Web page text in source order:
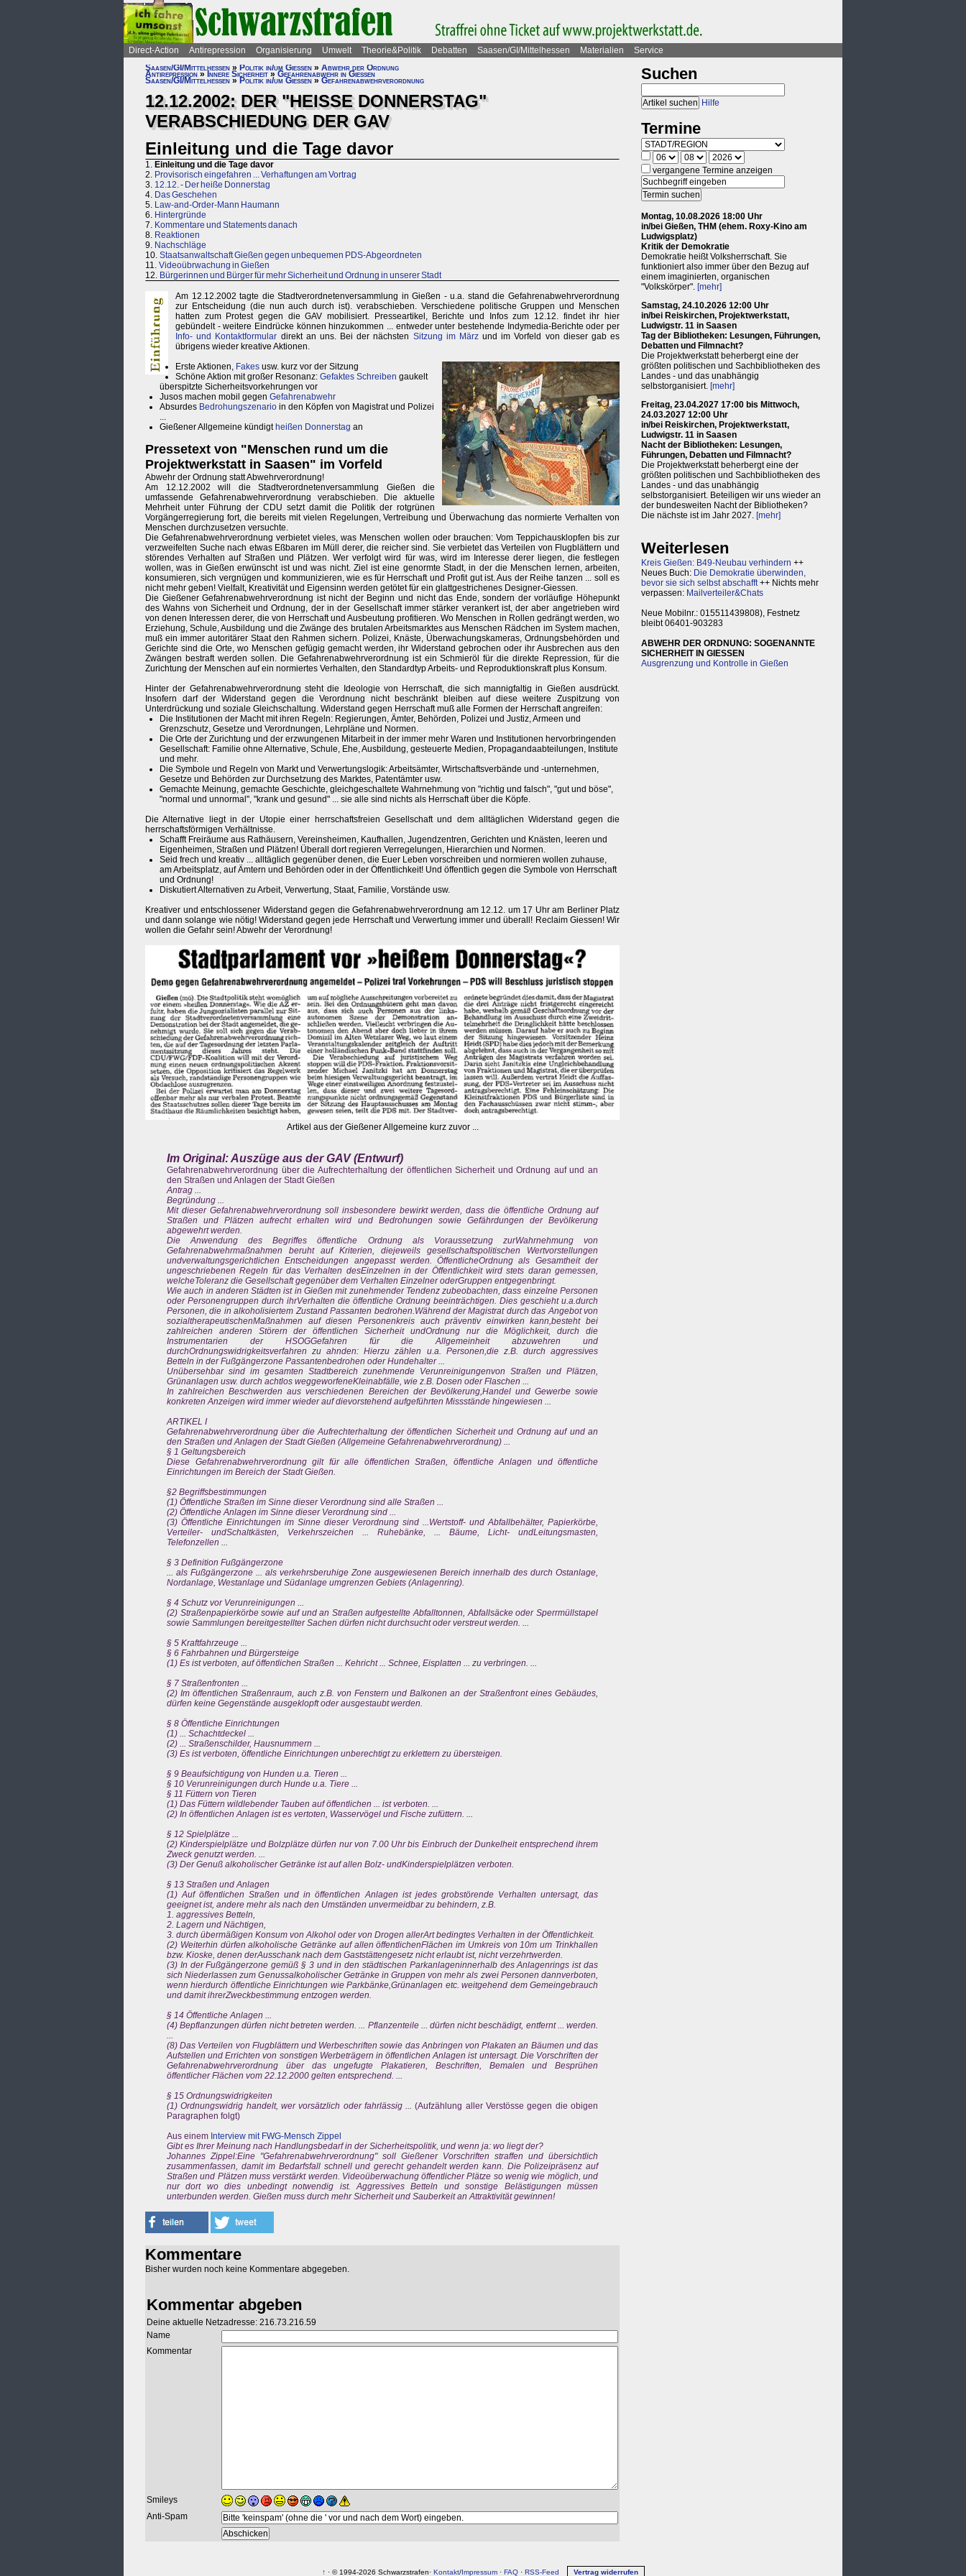
Direct-Action Antirepression Organisierung Umwelt Theorie&Politik Debatten Saasen/GI/Mittelhessen Materialien
Service
Saasen/GI/Mittelhessen » Politik in/um Gießen » Abwehr der Ordnung
Antirepression » Innere Sicherheit » Gefahrenabwehr in Gießen
Saasen/GI/Mittelhessen » Politik in/um Gießen » Gefahrenabwehrverordnung
12.12.2002: DER "HEISSE DONNERSTAG"
VERABSCHIEDUNG DER GAV
Einleitung und die Tage davor
1. Einleitung und die Tage davor
2. Provisorisch eingefahren ... Verhaftungen am Vortrag
3. 12.12. - Der heiße Donnerstag
4. Das Geschehen
5. Law-and-Order-Mann Haumann
6. Hintergründe
7. Kommentare und Statements danach
8. Reaktionen
9. Nachschläge
10. Staatsanwaltschaft Gießen gegen unbequemen PDS-Abgeordneten
11. Videoübrwachung in Gießen
12. Bürgerinnen und Bürger für mehr Sicherheit und Ordnung in unserer Stadt
Am 12.12.2002 tagte die Stadtverordnetenversammlung in Gießen - u.a. stand die Gefahrenabwehrverordnung
zur Entscheidung (die nun auch durch ist). verabschieben. Verschiedene politische Gruppen und Menschen
hatten zum Protest gegen die GAV mobilisiert. Presseartikel, Berichte und Infos zum 12.12. findet ihr hier
gebündelt - weitere Eindrücke können hinzukommen ... entweder unter bestehende Indymedia-Berichte oder per
Info- und Kontaktformular direkt an uns. Bei der nächsten Sitzung im Märzund im Vorfeld von dieser gab es
übrigens wieder kreative Aktionen.
Erste Aktionen, Fakes usw. kurz vor der Sitzung
Schöne Aktion mit großer Resonanz: Gefaktes Schreiben gaukelt
überspitzte Sicherheitsvorkehrungen vor
Jusos machen mobil gegen Gefahrenabwehr
Absurdes Bedrohungszenario in den Köpfen von Magistrat und Polizei
...
Gießener Allgemeine kündigt heißen Donnerstag an
Pressetext von "Menschen rund um die
Projektwerkstatt in Saasen" im Vorfeld
Abwehr der Ordnung statt Abwehrverordnung!
Am 12.12.2002 will die Stadtverordnetenversammlung Gießen die
umfassende Gefahrenabwehrverordnung verabschieben. Die aktuelle
Mehrheit unter Führung der CDU setzt damit die Politik der rotgrünen
Vorgängerregierung fort, die bereits mit vielen Regelungen, Vertreibung und Überwachung das normierte Verhalten von
Menschen durchzusetzen versuchte.
Die Gefahrenabwehrverordnung verbietet vieles, was Menschen wollen oder brauchen: Vom Teppichausklopfen bis zur
verzweifelten Suche nach etwas Eßbaren im Müll derer, die reicher sind. Sie verbietet das Verteilen von Flugblättern und
störendes Verhalten auf Straßen und Plätzen. Wer verfolgt wird für was, wird im Interesse derer liegen, die festlegen
wollen, was in Gießen erwünscht ist und was nicht. Ziel ist eine genormte Stadt, in der die Menschen lernen, arbeiten,
konsumieren, sich vergnügen und kommunizieren, wie es für Herrschaft und Profit gut ist. Aus der Reihe tanzen ... soll es
nicht mehr geben! Vielfalt, Kreativität und Eigensinn werden getötet für ein glattgestrichenes Designer-Giessen.
Die Gießener Gefahrenabwehrverordnung ist nicht der Beginn und nicht das Ende, sondern der vorläufige Höhepunkt
des Wahns von Sicherheit und Ordnung, der in der Gesellschaft immer stärker verankert ist, der aber angetrieben wird
von denen Interessen derer, die von Herrschaft und Ausbeutung profitieren. Wo Menschen in Rollen gedrängt werden, wo
Erziehung, Schule, Ausbildung und die Zwänge des brutalen Arbeitsmarktes aus Menschen Rädchen im System machen,
muß ein immer autoritärer Staat den Rahmen sichern. Polizei, Knäste, Überwachungskameras, Ordnungsbehörden und
Gerichte sind die Orte, wo Menschen gefügig gemacht werden, ihr Widerstand gebrochen oder ihr Ausbrechen aus den
Zwängen bestraft werden sollen. Die Gefahrenabwehrverordnung ist ein Schmieröl für die direkte Repression, für die
Zurichtung der Menschen auf ein normiertes Verhalten, den Standardtyp Arbeits- und Reproduktionskraft plus Konsum.
Hinter der Gefahrenabwehrverordnung steht die Ideologie von Herrschaft, die sich mannigfaltig in Gießen ausdrückt.
Insofern darf der Widerstand gegen die Verordnung nicht beschränkt bleiben auf diese weitere Zuspitzung von
Unterdrückung und soziale Gleichschaltung. Widerstand gegen Herrschaft muß alle Formen der Herrschaft angreifen:
Die Institutionen der Macht mit ihren Regeln: Regierungen, Ämter, Behörden, Polizei und Justiz, Armeen und
Grenzschutz, Gesetze und Verordnungen, Lehrpläne und Normen.
Die Orte der Zurichtung und der erzwungenen Mitarbeit in der immer mehr Waren und Institutionen hervorbringenden
Gesellschaft: Familie ohne Alternative, Schule, Ehe, Ausbildung, gesteuerte Medien, Propagandaabteilungen, Institute
und mehr.
Die Symbole und Regeln von Markt und Verwertungslogik: Arbeitsämter, Wirtschaftsverbände und -unternehmen,
Gesetze und Behörden zur Durchsetzung des Marktes, Patentämter usw.
Gemachte Meinung, gemachte Geschichte, gleichgeschaltete Wahrnehmung von "richtig und falsch", "gut und böse",
"normal und unnormal", "krank und gesund" ... sie alle sind nichts als Herrschaft über die Köpfe.
Die Alternative liegt in der Utopie einer herrschaftsfreien Gesellschaft und dem alltäglichen Widerstand gegen die
herrschaftsförmigen Verhältnisse.
Schafft Freiräume aus Rathäusern, Vereinsheimen, Kaufhallen, Jugendzentren, Gerichten und Knästen, leeren und
Eigenheimen, Straßen und Plätzen! Überall dort regieren Verregelungen, Hierarchien und Normen.
Seid frech und kreativ ... alltäglich gegenüber denen, die Euer Leben vorschreiben und normieren wollen zuhause,
am Arbeitsplatz, auf Ämtern und Behörden oder in der Öffentlichkeit! Und öffentlich gegen die Symbole von Herrschaft
und Ordnung!
Diskutiert Alternativen zu Arbeit, Verwertung, Staat, Familie, Vorstände usw.
Kreativer und entschlossener Widerstand gegen die Gefahrenabwehrverordnung am 12.12. um 17 Uhr am Berliner Platz
und dann solange wie nötig! Widerstand gegen jede Herrschaft und Verwertung immer und überall! Reclaim Giessen! Wir
wollen die Gefahr sein! Abwehr der Verordnung!
Artikel aus der Gießener Allgemeine kurz zuvor ...
Im Original: Auszüge aus der GAV (Entwurf)
Gefahrenabwehrverordnung über die Aufrechterhaltung der öffentlichen Sicherheit und Ordnung auf und an
den Straßen und Anlagen der Stadt Gießen
Antrag ...
Begründung ...
Mit dieser Gefahrenabwehrverordnung soll insbesondere bewirkt werden, dass die öffentliche Ordnung auf
Straßen und Plätzen aufrecht erhalten wird und Bedrohungen sowie Gefährdungen der Bevölkerung
abgewehrt werden.
Die Anwendung des Begriffes öffentliche Ordnung als Voraussetzung zurWahrnehmung von
Gefahrenabwehrmaßnahmen beruht auf Kriterien, diejeweils gesellschaftspolitischen Wertvorstellungen
undverwaltungsgerichtlichen Entscheidungen angepasst werden. ÖffentlicheOrdnung als Gesamtheit der
ungeschriebenen Regeln für das Verhalten desEinzelnen in der Öffentlichkeit wird stets daran gemessen,
welcheToleranz die Gesellschaft gegenüber dem Verhalten Einzelner oderGruppen entgegenbringt.
Wie auch in anderen Städten ist in Gießen mit zunehmender Tendenz zubeobachten, dass einzelne Personen
oder Personengruppen durch ihrVerhalten die öffentliche Ordnung beeinträchtigen. Dies geschieht u.a.durch
Personen, die in alkoholisiertem Zustand Passanten bedrohen.Während der Magistrat durch das Angebot von
sozialtherapeutischenMaßnahmen auf diesen Personenkreis auch präventiv einwirken kann,besteht bei
zahlreichen anderen Störern der öffentlichen Sicherheit undOrdnung nur die Möglichkeit, durch die
Instrumentarien der HSOGGefahren für die Allgemeinheit abzuwehren und
durchOrdnungswidrigkeitsverfahren zu ahnden: Hierzu zählen u.a. Personen,die z.B. durch aggressives
Betteln in der Fußgängerzone Passantenbedrohen oder Hundehalter ...
Unübersehbar sind im gesamten Stadtbereich zunehmende Verunreinigungenvon Straßen und Plätzen,
Grünanlagen usw. durch achtlos weggeworfeneKleinabfälle, wie z.B. Dosen oder Flaschen ...
In zahlreichen Beschwerden aus verschiedenen Bereichen der Bevölkerung,Handel und Gewerbe sowie
konkreten Anzeigen wird immer wieder auf dievorstehend aufgeführten Missstände hingewiesen ...
ARTIKEL I
Gefahrenabwehrverordnung über die Aufrechterhaltung der öffentlichen Sicherheit und Ordnung auf und an
den Straßen und Anlagen der Stadt Gießen (Allgemeine Gefahrenabwehrverordnung) ...
§ 1 Geltungsbereich
Diese Gefahrenabwehrverordnung gilt für alle öffentlichen Straßen, öffentliche Anlagen und öffentliche
Einrichtungen im Bereich der Stadt Gießen.
§2 Begriffsbestimmungen
(1) Öffentliche Straßen im Sinne dieser Verordnung sind alle Straßen ...
(2) Öffentliche Anlagen im Sinne dieser Verordnung sind ...
(3) Öffentliche Einrichtungen im Sinne dieser Verordnung sind ...Wertstoff- und Abfallbehälter, Papierkörbe,
Verteiler- undSchaltkästen, Verkehrszeichen ... Ruhebänke, ... Bäume, Licht- undLeitungsmasten,
Telefonzellen ...
§ 3 Definition Fußgängerzone
... als Fußgängerzone ... als verkehrsberuhige Zone ausgewiesenen Bereich innerhalb des durch Ostanlage,
Nordanlage, Westanlage und Südanlage umgrenzen Gebiets (Anlagenring).
§ 4 Schutz vor Verunreinigungen ...
(2) Straßenpapierkörbe sowie auf und an Straßen aufgestellte Abfalltonnen, Abfallsäcke oder Sperrmüllstapel
sowie Sammlungen bereitgestellter Sachen dürfen nicht durchsucht oder verstreut werden. ...
§ 5 Kraftfahrzeuge ...
§ 6 Fahrbahnen und Bürgersteige
(1) Es ist verboten, auf öffentlichen Straßen ... Kehricht ... Schnee, Eisplatten ... zu verbringen. ...
§ 7 Straßenfronten ...
(2) Im öffentlichen Straßenraum, auch z.B. von Fenstern und Balkonen an der Straßenfront eines Gebäudes,
dürfen keine Gegenstände ausgeklopft oder ausgestaubt werden.
§ 8 Öffentliche Einrichtungen
(1) ... Schachtdeckel ...
(2) ... Straßenschilder, Hausnummern ...
(3) Es ist verboten, öffentliche Einrichtungen unberechtigt zu erklettern zu übersteigen.
§ 9 Beaufsichtigung von Hunden u.a. Tieren ...
§ 10 Verunreinigungen durch Hunde u.a. Tiere ...
§ 11 Füttern von Tieren
(1) Das Füttern wildlebender Tauben auf öffentlichen ... ist verboten. ...
(2) In öffentlichen Anlagen ist es vertoten, Wasservögel und Fische zufüttern. ...
§ 12 Spielplätze ...
(2) Kinderspielplätze und Bolzplätze dürfen nur von 7.00 Uhr bis Einbruch der Dunkelheit entsprechend ihrem
Zweck genutzt werden. ...
(3) Der Genuß alkoholischer Getränke ist auf allen Bolz- undKinderspielplätzen verboten.
§ 13 Straßen und Anlagen
(1) Auf öffentlichen Straßen und in öffentlichen Anlagen ist jedes grobstörende Verhalten untersagt, das
geeignet ist, andere mehr als nach den Umständen unvermeidbar zu behindern, z.B.
1. aggressives Betteln,
2. Lagern und Nächtigen,
3. durch übermäßigen Konsum von Alkohol oder von Drogen allerArt bedingtes Verhalten in der Öffentlichkeit.
(2) Weiterhin dürfen alkoholische Getränke auf allen öffentlichenFlächen im Umkreis von 10m um Trinkhallen
bzw. Kioske, denen derAusschank nach dem Gaststättengesetz nicht erlaubt ist, nicht verzehrtwerden.
(3) In der Fußgängerzone gemüß § 3 und in den städtischen Parkanlageninnerhalb des Anlagenrings ist das
sich Niederlassen zum Genussalkoholischer Getränke in Gruppen von mehr als zwei Personen dannverboten,
wenn hierdurch öffentliche Einrichtungen wie Parkbänke,Grünanlagen etc. weitgehend dem Gemeingebrauch
und damit ihrerZweckbestimmung entzogen werden.
§ 14 Öffentliche Anlagen ...
(4) Bepflanzungen dürfen nicht betreten werden. ... Pflanzenteile ... dürfen nicht beschädigt, entfernt ... werden.
...
(8) Das Verteilen von Flugblättern und Werbeschriften sowie das Anbringen von Plakaten an Bäumen und das
Aufstellen und Errichten von sonstigen Werbeträgern in öffentlichen Anlagen ist untersagt. Die Vorschriften der
Gefahrenabwehrverordnung über das ungefugte Plakatieren, Beschriften, Bemalen und Besprühen
öffentlicher Flächen vom 22.12.2000 gelten entsprechend. ...
§ 15 Ordnungswidrigkeiten
(1) Ordnungswidrig handelt, wer vorsätzlich oder fahrlässig ... (Aufzählung aller Verstösse gegen die obigen
Paragraphen folgt)
Aus einem Interview mit FWG-Mensch Zippel
Gibt es Ihrer Meinung nach Handlungsbedarf in der Sicherheitspolitik, und wenn ja: wo liegt der?
Johannes Zippel:Eine "Gefahrenabwehrverordnung" soll Gießener Vorschriften straffen und übersichtlich
zusammenfassen, damit im Bedarfsfall schnell und gerecht gehandelt werden kann. Die Polizeipräsenz auf
Straßen und Plätzen muss verstärkt werden. Videoüberwachung öffentlicher Plätze so wenig wie möglich, und
nur dort wo dies unbedingt notwendig ist. Aggressives Betteln und sonstige Belästigungen müssen
unterbunden werden. Gießen muss durch mehr Sicherheit und Sauberkeit an Attraktivität gewinnen!
Kommentare
Bisher wurden noch keine Kommentare abgegeben.
Kommentar abgeben
Deine aktuelle Netzadresse: 216.73.216.59
Name
Kommentar
Smileys
Anti-Spam
Suchen
Hilfe
Termine
vergangene Termine anzeigen
Montag, 10.08.2026 18:00 Uhr
in/bei Gießen, THM (ehem. Roxy-Kino am
Ludwigsplatz)
Kritik der Demokratie
Demokratie heißt Volksherrschaft. Sie
funktioniert also immer über den Bezug auf
einem imaginierten, organischen
"Volkskörper". [mehr]
Samstag, 24.10.2026 12:00 Uhr
in/bei Reiskirchen, Projektwerkstatt,
Ludwigstr. 11 in Saasen
Tag der Bibliotheken: Lesungen, Führungen,
Debatten und Filmnacht?
Die Projektwerkstatt beherbergt eine der
größten politischen und Sachbibliotheken des
Landes - und das unabhängig
selbstorganisiert. [mehr]
Freitag, 23.04.2027 17:00 bis Mittwoch,
24.03.2027 12:00 Uhr
in/bei Reiskirchen, Projektwerkstatt,
Ludwigstr. 11 in Saasen
Nacht der Bibliotheken: Lesungen,
Führungen, Debatten und Filmnacht?
Die Projektwerkstatt beherbergt eine der
größten politischen und Sachbibliotheken des
Landes - und das unabhängig
selbstorganisiert. Beteiligen wir uns wieder an
der bundesweiten Nacht der Bibliotheken?
Die nächste ist im Jahr 2027. [mehr]
Weiterlesen
Kreis Gießen: B49-Neubau verhindern ++
Neues Buch: Die Demokratie überwinden,
bevor sie sich selbst abschafft++ Nichts mehr
verpassen: Mailverteiler&Chats
Neue Mobilnr.: 015511439808), Festnetz
bleibt 06401-903283
ABWEHR DER ORDNUNG: SOGENANNTE
SICHERHEIT IN GIESSEN
Ausgrenzung und Kontrolle in Gießen
↑ · © 1994-2026 Schwarzstrafen· Kontakt/Impressum· FAQ· RSS-Feed Vertrag widerrufen